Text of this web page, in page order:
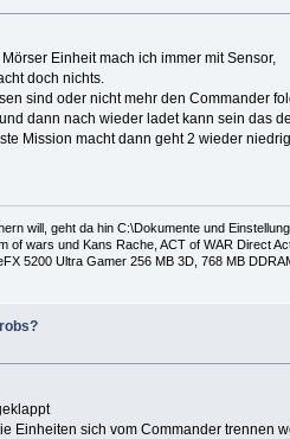
Einheit mach ich immer mit Sensor,
doch nichts.
sind oder nicht mehr den Commander
dann nach wieder ladet kann sein das
Mission macht dann geht 2 wieder
will, geht da hin C:\Dokumente und
wars und Kans Rache, ACT of WAR Direct
5200 Ultra Gamer 256 MB 3D, 768 MB
Einheiten sich vom Commander trennen